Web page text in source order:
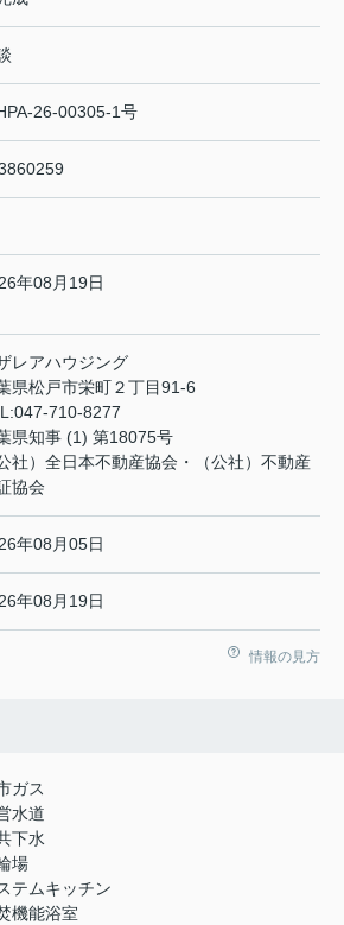
26-00305-1号
年08月19日
レアハウジング
県松戸市栄町２丁目91-6
047-710-8277
県知事 (1) 第18075号
公社）全日本不動産協会・（公社）不動産
協会
年08月05日
年08月19日
情報の見方
ガス
水道
下水
場
テムキッチン
機能浴室